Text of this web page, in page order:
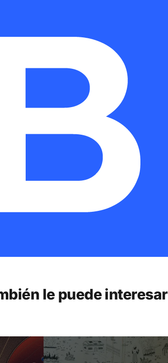
le puede interesar